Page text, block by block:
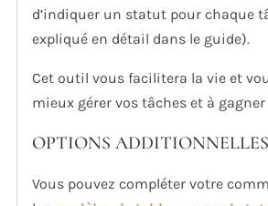
d’indiquer un statut pour chaque
expliqué en détail dans le guide).
Cet outil vous facilitera la vie et
mieux gérer vos tâches et à
OPTIONS
Vous pouvez compléter votre